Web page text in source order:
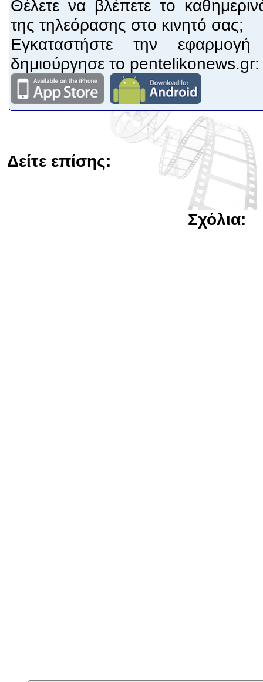
Θέλετε να βλέπετε το
της τηλεόρασης στο κινητό σας;
Εγκαταστήστε την
δημιούργησε το pentelikonews.gr:
Δείτε επίσης:
Σχόλια: